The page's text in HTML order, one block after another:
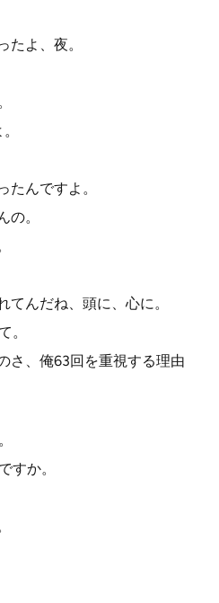
たよ、夜。
たんですよ。
の。
んだね、頭に、心に。
。
さ、俺63回を重視する理由
すか。